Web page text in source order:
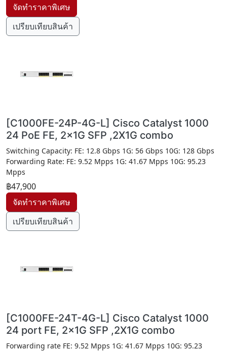
เปรียบเทียบสินค้า
[C1000FE-24P-4G-L] Cisco Catalyst 1000
24 PoE FE, 2x1G SFP ,2X1G combo
Switching Capacity: FE: 12.8 Gbps 1G: 56 Gbps 10G: 128 Gbps
Forwarding Rate: FE: 9.52 Mpps 1G: 41.67 Mpps 10G: 95.23
Mpps
฿47,900
เปรียบเทียบสินค้า
[C1000FE-24T-4G-L] Cisco Catalyst 1000
24 port FE, 2x1G SFP ,2X1G combo
Forwarding rate FE: 9.52 Mpps 1G: 41.67 Mpps 10G: 95.23